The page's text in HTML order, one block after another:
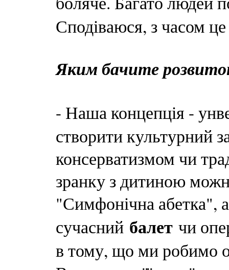
Сподіваюся, з часом
Яким бачите
- Наша концепція -
створити культурний
консерватизмом чи
зранку з дитиною
"Симфонічна абетка",
сучасний балет чи
в тому, що ми робимо